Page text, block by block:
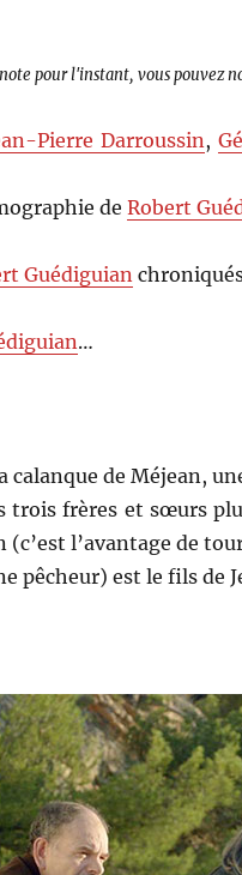
pour l'instant, vous pouvez
Pierre Darroussin ,
deRobert
Guédiguian
…
de Méjean,
frères et sœurs
(c’est l’avantage de
pêcheur) est le fils de